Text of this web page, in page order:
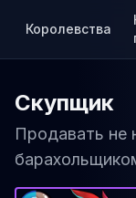
Королевства
Скупщик
Продавать не